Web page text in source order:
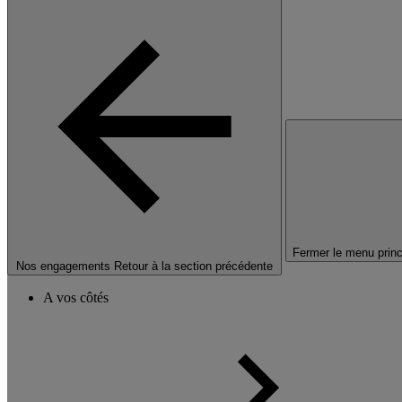
Nos engagements Retour à la section précédente
Fermer le menu
A vos côtés